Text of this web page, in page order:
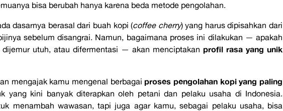
bisa berubah hanya karena beda metode pengolahan.
dasarnya berasal dari buah kopi (coffee cherry) yang harus dipisahkan dari
sebelum disangrai. Namun, bagaimana proses ini dilakukan — apakah
utuh, atau difermentasi — akan menciptakan profil rasa yang unik
mengajak kamu mengenal berbagaiproses pengolahan kopi yang paling
yang kini banyak diterapkan oleh petani dan pelaku usaha di Indonesia.
menambah wawasan, tapi juga agar kamu, sebagai pelaku usaha, bisa